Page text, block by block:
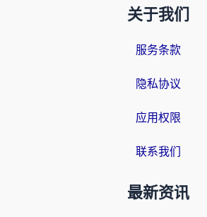
关于我们
服务条款
隐私协议
应用权限
联系我们
最新资讯